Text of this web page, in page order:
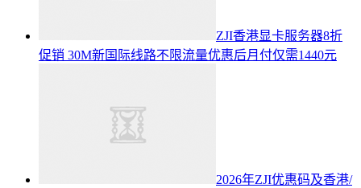
ZJI香港显卡服务器8折
促销 30M新国际线路不限流量优惠后月付仅需1440元
2026年ZJI优惠码及香港/